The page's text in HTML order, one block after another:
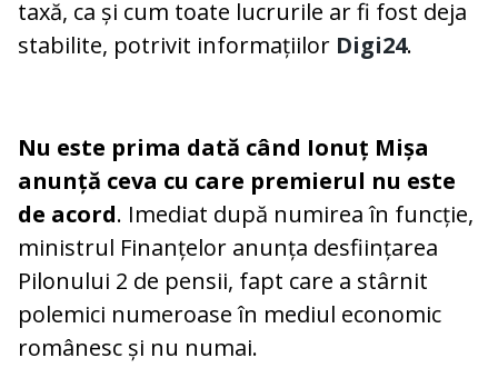
taxă, ca și cum toate lucrurile ar fi fost deja
stabilite, potrivit informațiilor Digi24.
Nu este prima dată când Ionuț Mișa
anunță ceva cu care premierul nu este
de acord. Imediat după numirea în funcție,
ministrul Finanțelor anunța desființarea
Pilonului 2 de pensii, fapt care a stârnit
polemici numeroase în mediul economic
românesc și nu numai.